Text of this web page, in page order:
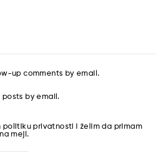
up comments by email.
posts by email.
politiku privatnosti
i želim da primam
mejl.